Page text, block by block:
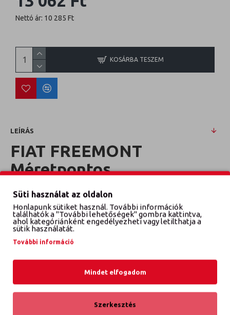
Nettó ár: 10 285 Ft
KOSÁRBA TESZEM
LEÍRÁS
FIAT FREEMONT
Méretpontos
csomagtértálca
Évjárat: 2011-2016
VÉLEMÉNYEK
Süti használat az oldalon
Honlapunk sütiket használ. További információk
találhatók a "További lehetőségek" gombra kattintva,
ahol kategóriánként engedélyezheti vagy letilthatja a
sütik használatát.
További információ
Mindet elfogadom
Szerkesztés